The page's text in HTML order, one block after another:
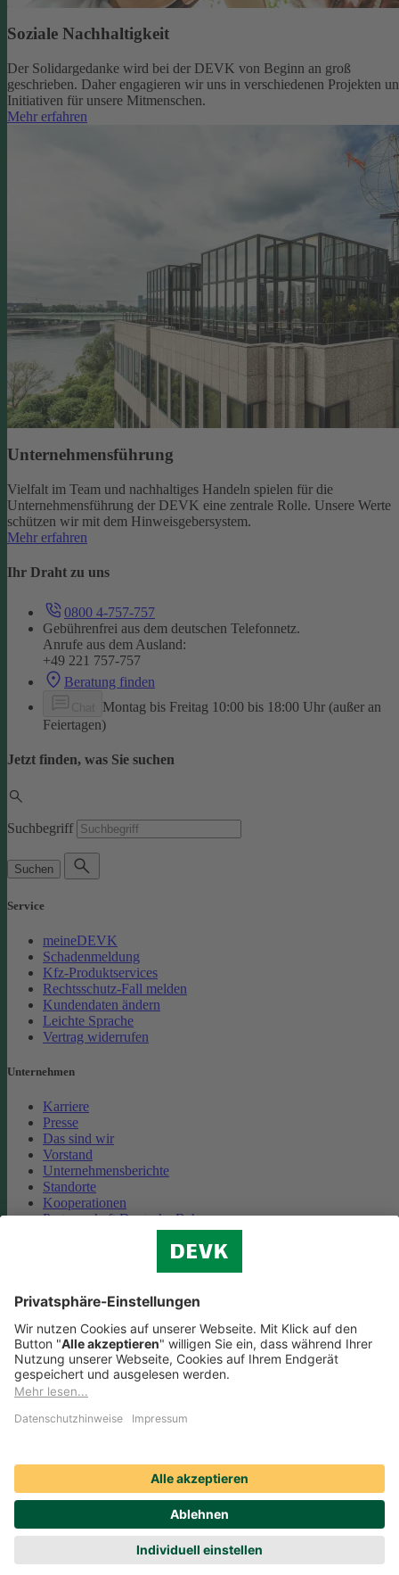
Soziale Nachhaltigkeit
Der Solidargedanke wird bei der DEVK von Beginn an groß
geschrieben. Daher engagieren wir uns in verschiedenen Projekten
Initiativen für unsere Mitmenschen.
Mehr erfahren
Unternehmensführung
Vielfalt im Team und nachhaltiges Handeln spielen für die
Unternehmensführung der DEVK eine zentrale Rolle. Unsere Werte
schützen wir mit dem Hinweisgebersystem.
Mehr erfahren
Ihr Draht zu uns
0800 4-757-757
Gebührenfrei aus dem deutschen Telefonnetz.
Anrufe aus dem Ausland:
+49 221 757-757
Beratung finden
Montag bis Freitag 10:00 bis 18:00 Uhr (außer an
Feiertagen)
Jetzt finden, was Sie suchen
Suchbegriff
Suchen
Service
meineDEVK
Schadenmeldung
Kfz-Produktservices
Rechtsschutz-Fall melden
Kundendaten ändern
Leichte Sprache
Vertrag widerrufen
Unternehmen
Karriere
Presse
Das sind wir
Vorstand
Unternehmensberichte
Standorte
Kooperationen
Partnerschaft Deutsche Bahn
Cookie-Einstellungen
Datenschutz
Impressum
Streitbeilegung
Nutzungshinweise
Compliance
Social Media Icons sowie Verlinkungen, die mit
sind, führen auf externe Seiten. Die DEVK ist für die dortigen
Nutzungsbedingungen und Datenschutzbestimmungen nicht
verantwortlich. Mehr dazu erfahren Sie unter